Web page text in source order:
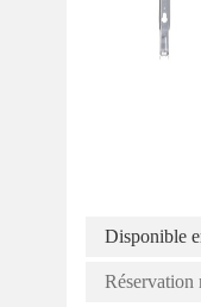
Disponible
Réservation